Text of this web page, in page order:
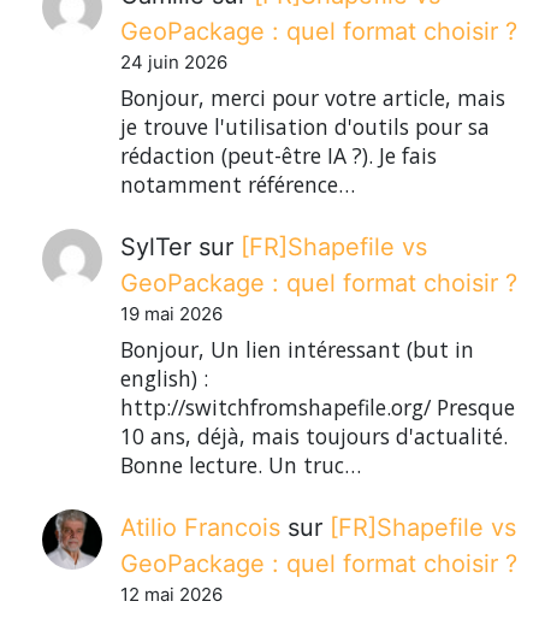
GeoPackage : quel format choisir ?
24 juin 2026
Bonjour, merci pour votre article, mais
je trouve l'utilisation d'outils pour sa
rédaction (peut-être IA ?). Je fais
notamment référence…
SylTer sur [FR]Shapefile vs
GeoPackage : quel format choisir ?
19 mai 2026
Bonjour, Un lien intéressant (but in
english) :
http://switchfromshapefile.org/ Presque
10 ans, déjà, mais toujours d'actualité.
Bonne lecture. Un truc…
Atilio Francois sur [FR]Shapefile vs
GeoPackage : quel format choisir ?
12 mai 2026